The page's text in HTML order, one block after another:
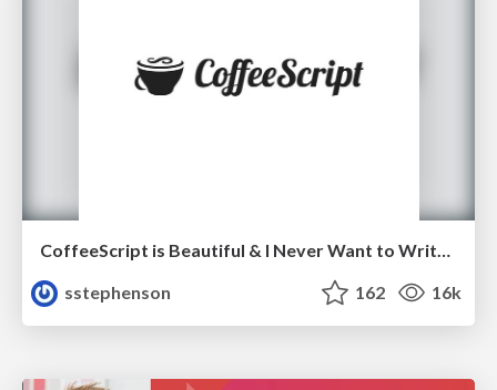
CoffeeScript is Beautiful & I Never Want to Write Plain JavaScript Again
sstephenson
162 16k